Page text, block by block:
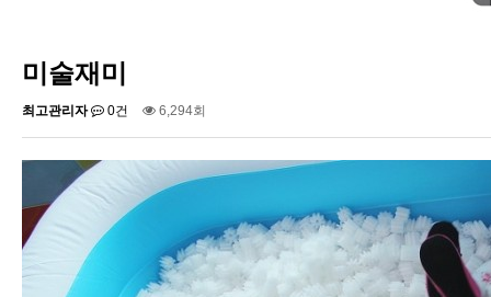
미술재미
최고관리자 0건 6,294회